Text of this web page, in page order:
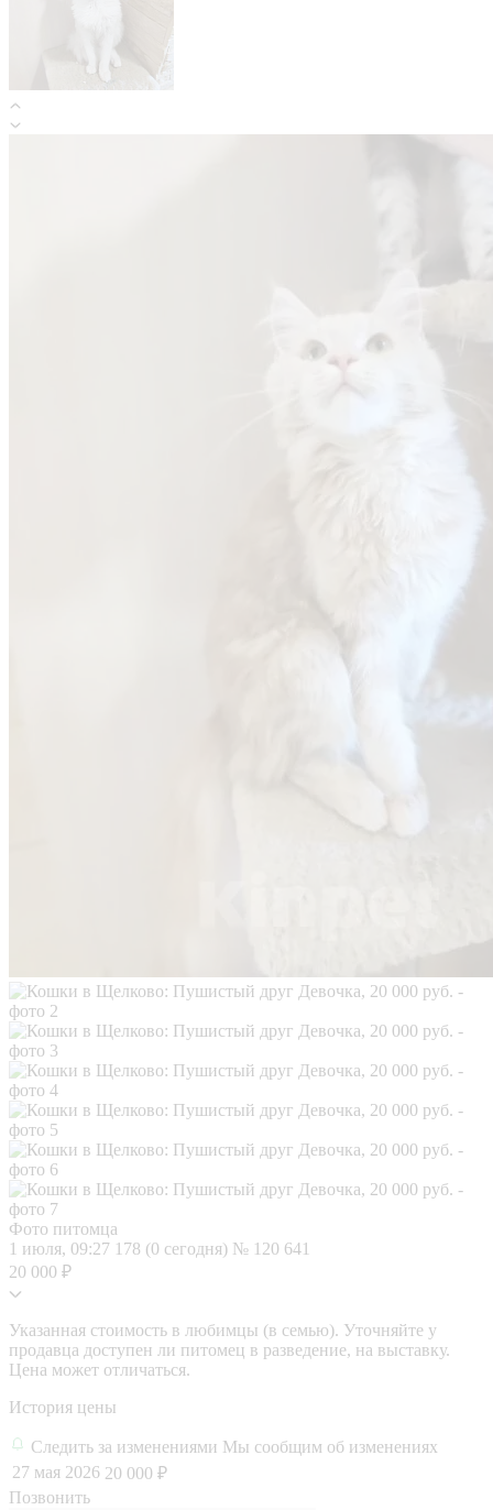
Фото питомца
1 июля, 09:27 178 (0 сегодня) № 120 641
20 000 ₽
Указанная стоимость в любимцы (в семью). Уточняйте у
продавца доступен ли питомец в разведение, на выставку.
Цена может отличаться.
История цены
Следить за изменениями Мы сообщим об изменениях
27 мая 2026 20 000 ₽
Позвонить